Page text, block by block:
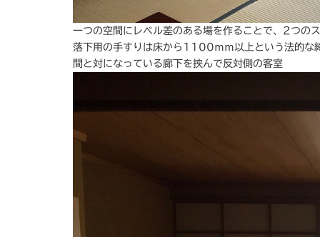
一つの空間にレベル差のある場を作ることで、2つの
落下用の手すりは床から1100ｍｍ以上という法的な
間と対になっている廊下を挟んで反対側の客室